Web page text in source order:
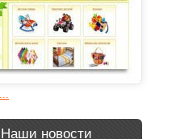
Наши новости